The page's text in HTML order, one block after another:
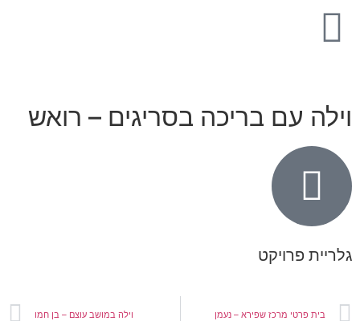
עם בריכה בסריגים – רואש
פרויקט
בית פרטי מרכז שפירא – נעמן וילה במושב עוצם – בן חמו